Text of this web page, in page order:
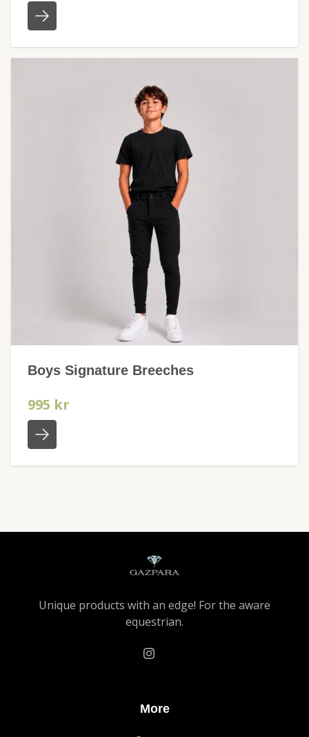
Boys Signature Breeches
995 kr
Unique products with an edge! For the aware
equestrian.
More